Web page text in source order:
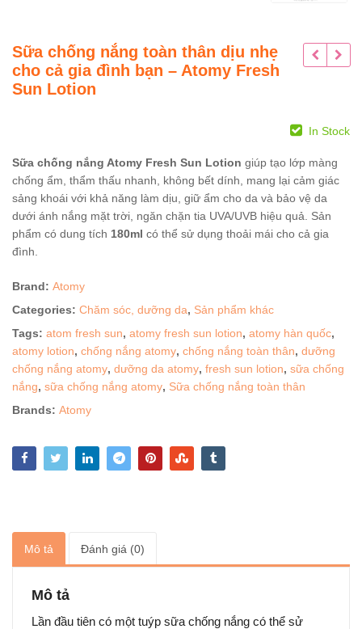
Sữa chống nắng toàn thân dịu nhẹ
cho cả gia đình bạn – Atomy Fresh
Sun Lotion
In Stock
Sữa chống nắng Atomy Fresh Sun Lotion giúp tạo lớp màng
chống ẩm, thẩm thấu nhanh, không bết dính, mang lại cảm giác
sảng khoái với khả năng làm dịu, giữ ẩm cho da và bảo vệ da
dưới ánh nắng mặt trời, ngăn chặn tia UVA/UVB hiệu quả. Sản
phẩm có dung tích 180ml có thể sử dụng thoải mái cho cả gia
đình.
Brand: Atomy
Categories: Chăm sóc, dưỡng da, Sản phẩm khác
Tags: atom fresh sun, atomy fresh sun lotion, atomy hàn quốc,
atomy lotion, chống nắng atomy, chống nắng toàn thân, dưỡng
chống nắng atomy, dưỡng da atomy, fresh sun lotion, sữa chống
nắng, sữa chống nắng atomy, Sữa chống nắng toàn thân
Brands: Atomy
Mô tả Đánh giá (0)
Mô tả
Lần đầu tiên có một tuýp sữa chống nắng có thể sử